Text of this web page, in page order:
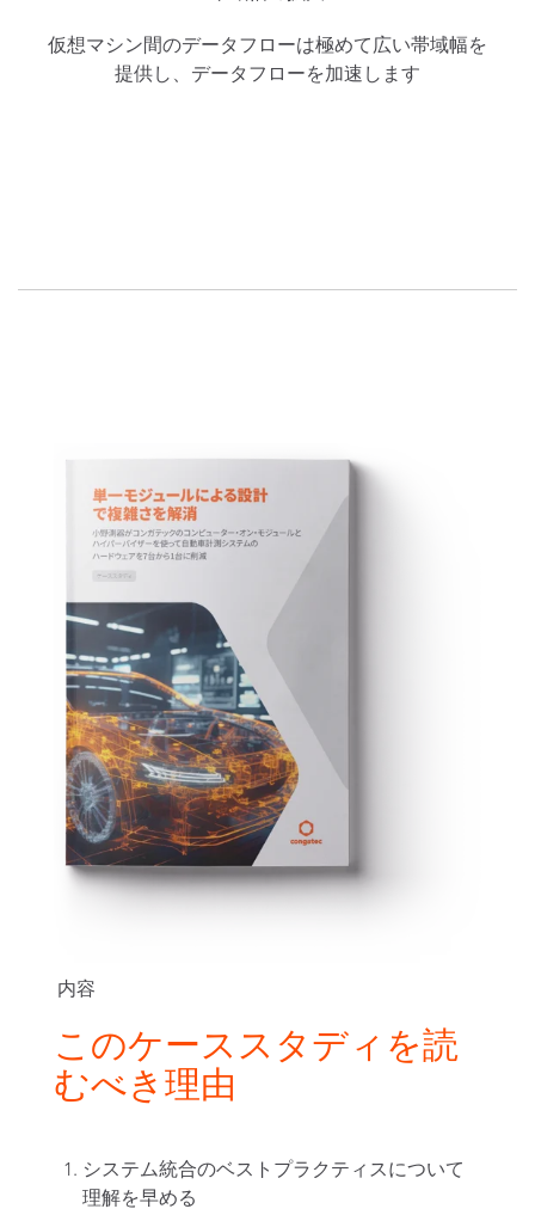
仮想マシン間のデータフローは極めて広い帯域幅を
提供し、データフローを加速します
内容
このケーススタディを読
むべき理由
システム統合のベストプラクティスについて
理解を早める